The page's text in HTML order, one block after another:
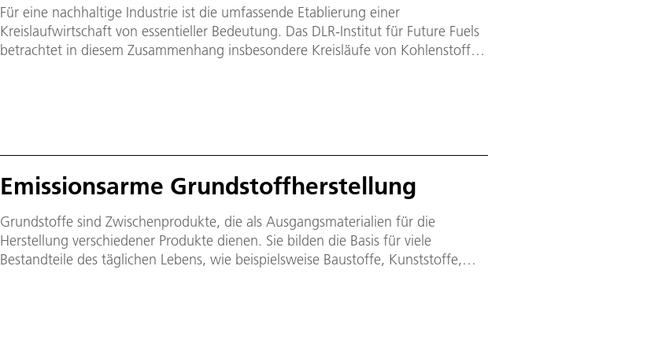
Für eine nachhaltige Industrie ist die umfassende Etablierung einer
Kreislaufwirtschaft von essentieller Bedeutung. Das DLR-Institut für Future Fuels
betrachtet in diesem Zusammenhang insbesondere Kreisläufe von Kohlenstoff
Emissionsarme Grundstoffherstellung
Grundstoffe sind Zwischenprodukte, die als Ausgangsmaterialien für die
Herstellung verschiedener Produkte dienen. Sie bilden die Basis für viele
Bestandteile des täglichen Lebens, wie beispielsweise Baustoffe, Kunststoffe,